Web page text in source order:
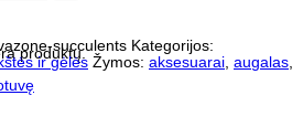
produktų.succulents Kategorijos:
ir gėlės Žymos: aksesuarai, augalas,